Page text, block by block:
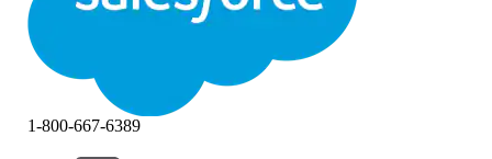
Schließen
1-800-667-6389